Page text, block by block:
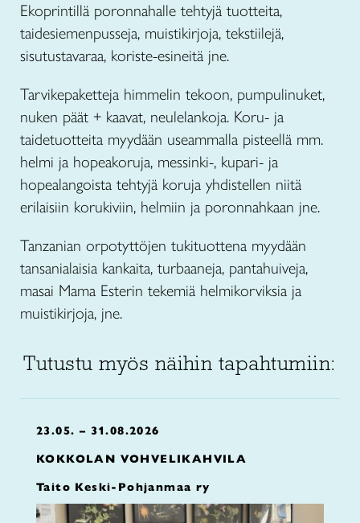
Ekoprintillä poronnahalle tehtyjä tuotteita,
taidesiemenpusseja, muistikirjoja, tekstiilejä,
sisutustavaraa, koriste-esineitä jne.
Tarvikepaketteja himmelin tekoon, pumpulinuket,
nuken päät + kaavat, neulelankoja. Koru- ja
taidetuotteita myydään useammalla pisteellä mm.
helmi ja hopeakoruja, messinki-, kupari- ja
hopealangoista tehtyjä koruja yhdistellen niitä
erilaisiin korukiviin, helmiin ja poronnahkaan jne.
Tanzanian orpotyttöjen tukituottena myydään
tansanialaisia kankaita, turbaaneja, pantahuiveja,
masai Mama Esterin tekemiä helmikorviksia ja
muistikirjoja, jne.
Tutustu myös näihin tapahtumiin:
23.05. – 31.08.2026
KOKKOLAN VOHVELIKAHVILA
Taito Keski-Pohjanmaa ry